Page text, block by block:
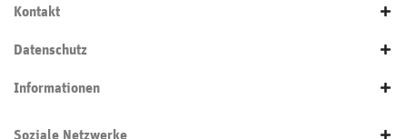
Kontakt
Datenschutz
Informationen
Soziale Netzwerke